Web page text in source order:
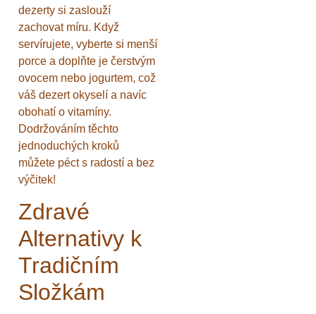
dezerty si zaslouží
zachovat míru. Když
servírujete, vyberte si menší
porce a doplňte je čerstvým
ovocem nebo jogurtem, což
váš dezert okyselí a navíc
obohatí o vitamíny.
Dodržováním těchto
jednoduchých kroků
můžete péct s radostí a bez
výčitek!
Zdravé
Alternativy k
Tradičním
Složkám